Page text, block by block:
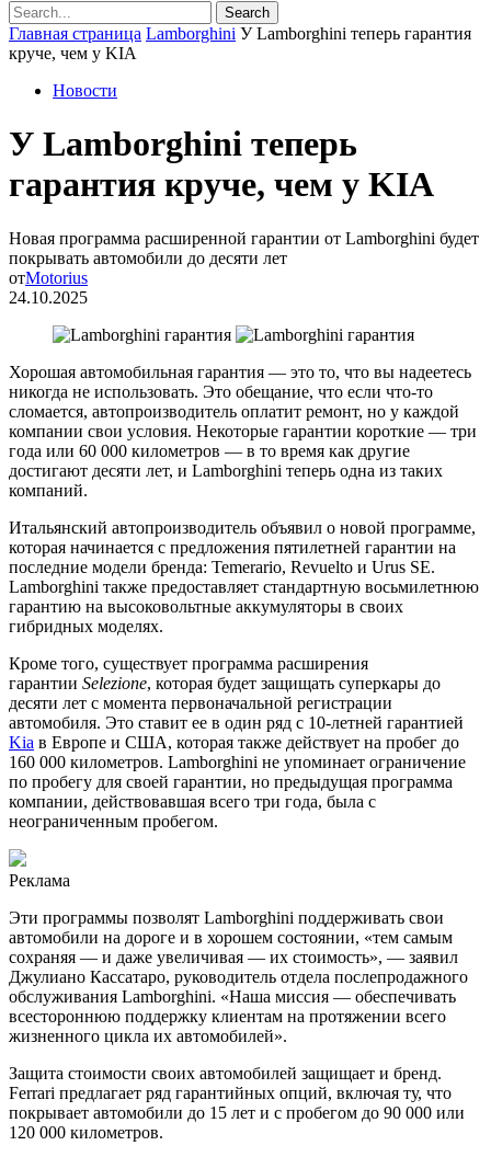
Search
Главная страница Lamborghini У Lamborghini теперь гарантия
круче, чем у KIA
Новости
У Lamborghini теперь
гарантия круче, чем у KIA
Новая программа расширенной гарантии от Lamborghini будет
покрывать автомобили до десяти лет
отMotorius
24.10.2025
Хорошая автомобильная гарантия — это то, что вы надеетесь
никогда не использовать. Это обещание, что если что-то
сломается, автопроизводитель оплатит ремонт, но у каждой
компании свои условия. Некоторые гарантии короткие — три
года или 60 000 километров — в то время как другие
достигают десяти лет, и Lamborghini теперь одна из таких
компаний.
Итальянский автопроизводитель объявил о новой программе,
которая начинается с предложения пятилетней гарантии на
последние модели бренда: Temerario, Revuelto и Urus SE.
Lamborghini также предоставляет стандартную восьмилетнюю
гарантию на высоковольтные аккумуляторы в своих
гибридных моделях.
Кроме того, существует программа расширения
гарантии Selezione, которая будет защищать суперкары до
десяти лет с момента первоначальной регистрации
автомобиля. Это ставит ее в один ряд с 10-летней гарантией
Kia в Европе и США, которая также действует на пробег до
160 000 километров. Lamborghini не упоминает ограничение
по пробегу для своей гарантии, но предыдущая программа
компании, действовавшая всего три года, была с
неограниченным пробегом.
Реклама
Эти программы позволят Lamborghini поддерживать свои
автомобили на дороге и в хорошем состоянии, «тем самым
сохраняя — и даже увеличивая — их стоимость», — заявил
Джулиано Кассатаро, руководитель отдела послепродажного
обслуживания Lamborghini. «Наша миссия — обеспечивать
всестороннюю поддержку клиентам на протяжении всего
жизненного цикла их автомобилей».
Защита стоимости своих автомобилей защищает и бренд.
Ferrari предлагает ряд гарантийных опций, включая ту, что
покрывает автомобили до 15 лет и с пробегом до 90 000 или
120 000 километров.